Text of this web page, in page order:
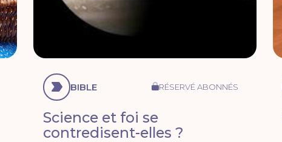
BIBLE RÉSERVÉ ABONNÉS
Science et foi se
contredisent-elles ?